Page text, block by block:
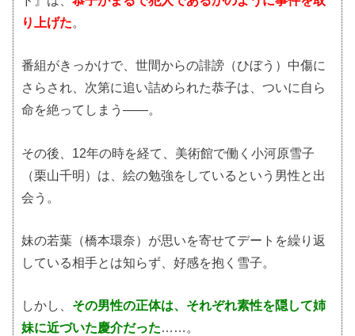
り上げた。
番組がきっかけで、世間からの誹謗（ひぼう）中傷に
さらされ、次第に追い詰められた恭子は、ついに自ら
命を絶ってしまう――。
その後、12年の時を経て、美術館で働く小河原雪子
（栗山千明）は、絵の勉強をしているという男性と出
会う。
妹の若葉（橋本環奈）が思いを寄せてデートを繰り返
している相手とは知らず、好感を抱く雪子。
しかし、 その男性の正体は、それぞれ素性を隠して姉
妹に近づいた慶介だった……。